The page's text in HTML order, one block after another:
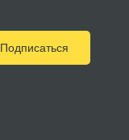
Подписаться